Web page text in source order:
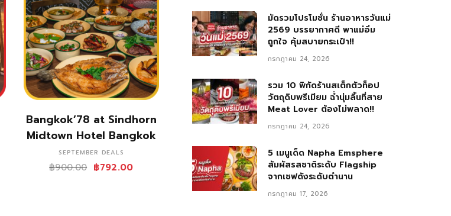
Bangkok’78 at Sindhorn
Midtown Hotel Bangkok
SEPTEMBER DEALS
฿900.00 ฿792.00
มัดรวมโปรโมชั่น ร้านอาหารวันแม่
2569 บรรยากาศดี พาแม่อิ่ม
ถูกใจ คุ้มสบายกระเป๋า!!
กรกฎาคม 24, 2026
รวม 10 พิกัดร้านสเต็กตัวท็อป
วัตถุดิบพรีเมียม ฉ่ำนุ่มลิ้นที่สาย
Meat Lover ต้องไม่พลาด!!
กรกฎาคม 24, 2026
5 เมนูเด็ด Napha Emsphere
สัมผัสรสชาติระดับ Flagship
จากเชฟดังระดับตำนาน
กรกฎาคม 17, 2026